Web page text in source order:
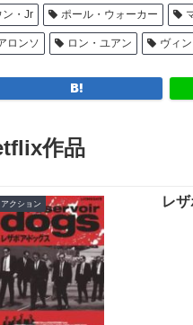
ン・Jr ポール・ウォーカー
ロンソ ロン・ユアン ヴィ
作品
アクション レ